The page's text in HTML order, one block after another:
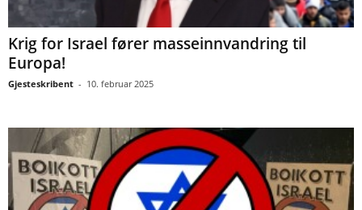
Krig for Israel fører masseinnvandring til
Europa!
Gjesteskribent - 10. februar 2025